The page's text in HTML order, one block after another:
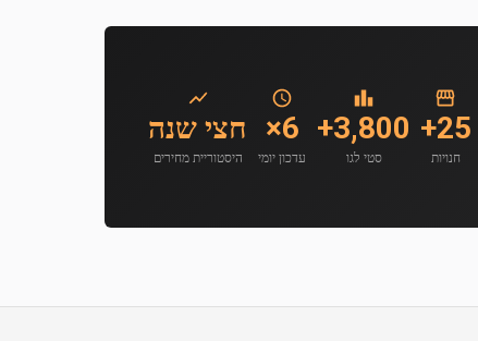
25+
חנויות
3,800+
סטי לגו
6×
עדכון יומי
חצי שנה
היסטוריית מחירים